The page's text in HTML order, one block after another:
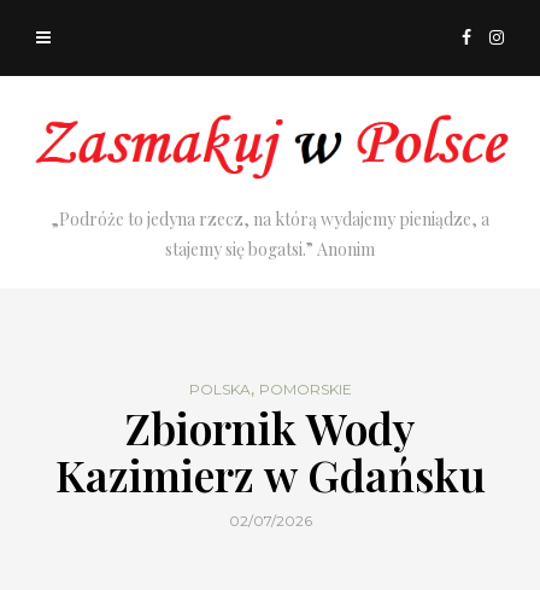
„Podróże to jedyna rzecz, na którą wydajemy pieniądze, a
stajemy się bogatsi.” Anonim
POLSKA, POMORSKIE
Zbiornik Wody
Kazimierz w Gdańsku
02/07/2026